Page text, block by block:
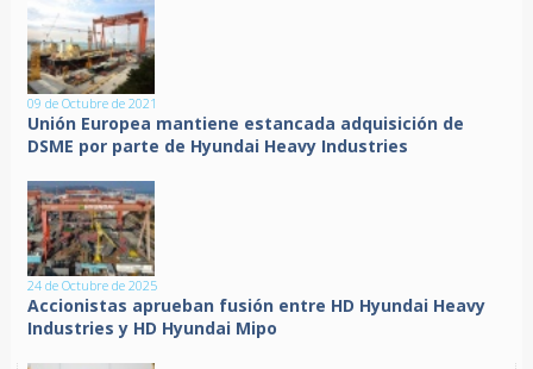
09 de Octubre de 2021
Unión Europea mantiene estancada adquisición de
DSME por parte de Hyundai Heavy Industries
24 de Octubre de 2025
Accionistas aprueban fusión entre HD Hyundai Heavy
Industries y HD Hyundai Mipo